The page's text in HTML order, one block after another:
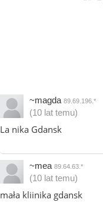
~magda 89.69.196.*
(10 lat temu)
La nika Gdansk
~mea 89.64.63.*
(10 lat temu)
mała kliinika gdansk